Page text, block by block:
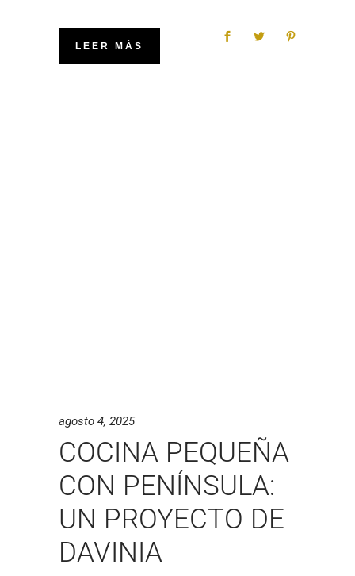
LEER MÁS
agosto 4, 2025
COCINA PEQUEÑA
CON PENÍNSULA:
UN PROYECTO DE
DAVINIA